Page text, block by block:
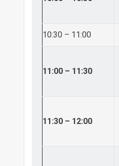
10:30 – 11:00
11:00 – 11:30
11:30 – 12:00